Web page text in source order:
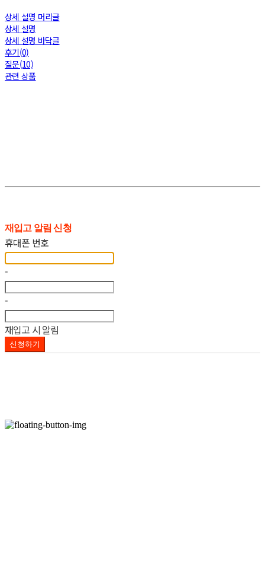
상세 설명 머리글
상세 설명
상세 설명 바닥글
후기(0)
질문(10)
관련 상품
재입고 알림 신청
휴대폰 번호
-
-
재입고 시 알림
신청하기